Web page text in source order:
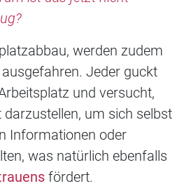
werden zudem
Jeder guckt
und versucht,
um sich selbst
Informationen oder
was natürlich ebenfalls
fördert.